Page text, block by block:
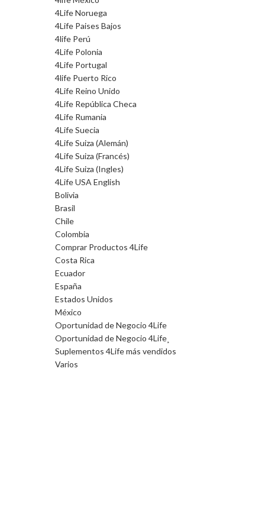
4Life Noruega
4Life Paises Bajos
4life Perú
4Life Polonia
4Life Portugal
4life Puerto Rico
4Life Reino Unido
4Life República Checa
4Life Rumania
4Life Suecia
4Life Suiza (Alemán)
4Life Suiza (Francés)
4Life Suiza (Ingles)
4Life USA English
Bolivia
Brasil
Chile
Colombia
Comprar Productos 4Life
Costa Rica
Ecuador
España
Estados Unidos
México
Oportunidad de Negocio 4Life
Oportunidad de Negocio 4Life¸
Suplementos 4Life más vendidos
Varios